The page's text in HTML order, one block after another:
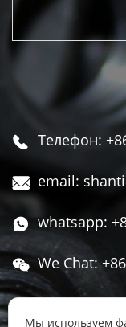
 Телефон:
 email:
 whatsapp:
 We Chat:
Адрес:
Мы используем